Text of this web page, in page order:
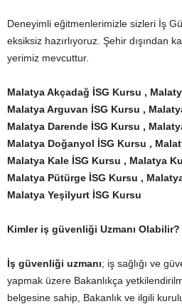
Deneyimli eğitmenlerimizle sizleri İş
eksiksiz hazırlıyoruz. Şehir dışından
yerimiz mevcuttur.
Malatya Akçadağ İSG Kursu ,
Malatya Arguvan İSG Kursu ,
Malatya Darende İSG Kursu ,
Malatya Doğanyol İSG Kursu ,
Malatya Kale İSG Kursu , Malatya
Malatya Pütürge İSG Kursu ,
Malatya Yeşilyurt İSG Kursu
Kimler iş güvenliği Uzmanı Olabilir?
İş güvenliği uzmanı; iş sağlığı ve
yapmak üzere Bakanlıkça
belgesine sahip, Bakanlık ve ilgili